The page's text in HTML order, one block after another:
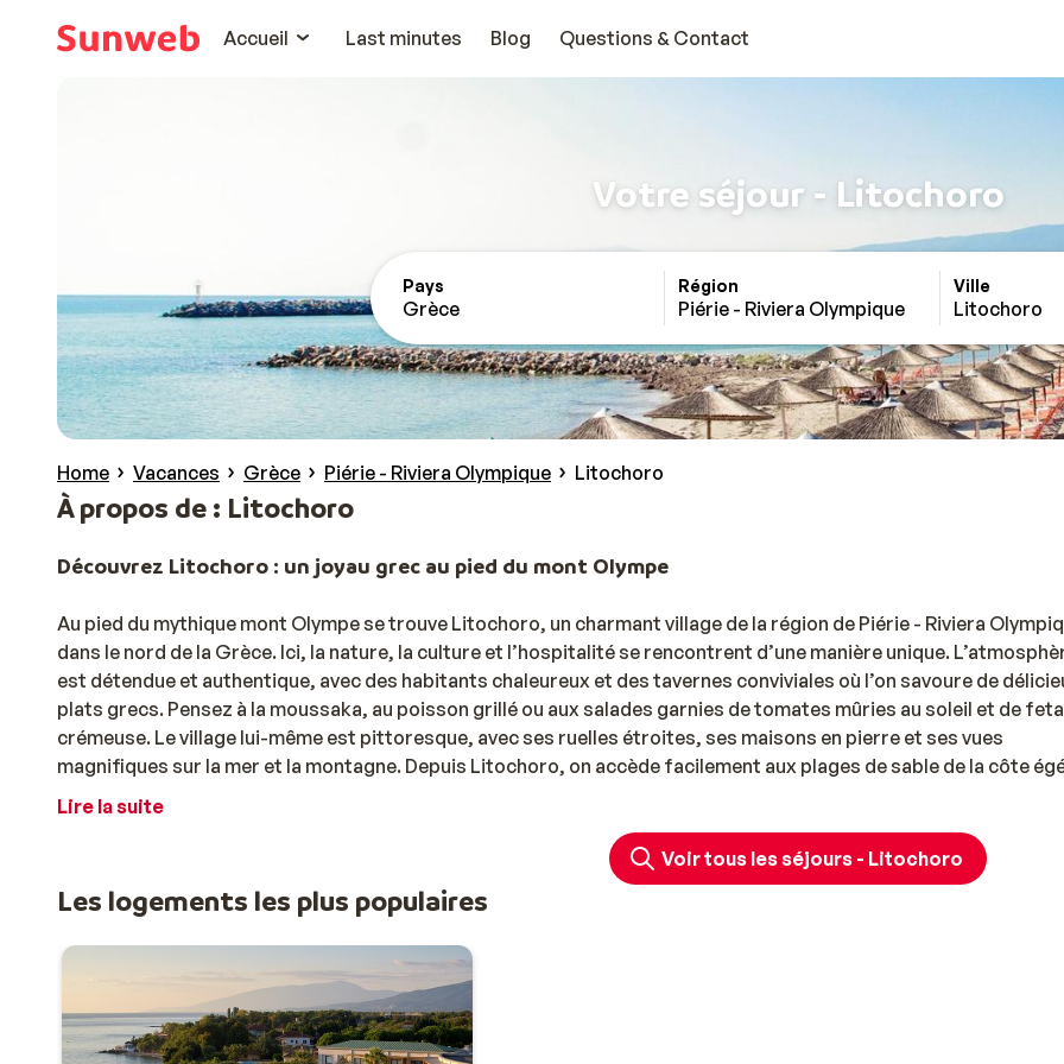
Accueil
Last minutes Blog Questions & Contact
Votre séjour - Litochoro
Pays
Grèce
Région
Piérie - Riviera Olympique
Ville
Litochoro
Home Vacances Grèce Piérie - Riviera Olympique Litochoro
À propos de : Litochoro
Découvrez Litochoro : un joyau grec au pied du mont Olympe
Au pied du mythique mont Olympe se trouve Litochoro, un charmant village de la région de Piérie - Riviera
dans le nord de la Grèce. Ici, la nature, la culture et l’hospitalité se rencontrent d’une manière unique.
est détendue et authentique, avec des habitants chaleureux et des tavernes conviviales où l’on savoure de
plats grecs. Pensez à la moussaka, au poisson grillé ou aux salades garnies de tomates mûries au soleil et de feta
crémeuse. Le village lui-même est pittoresque, avec ses ruelles étroites, ses maisons en pierre et ses vues
magnifiques sur la mer et la montagne. Depuis Litochoro, on accède facilement aux plages de sable de la côte
ou aux sentiers menant vers les sommets impressionnants de l’Olympe.
Litochoro est la destination idéale pour ceux qui aiment la diversité pendant leurs vacances. Mer et montagne se
trouvent ici à quelques minutes l’une de l’autre. Commencez la journée par une promenade dans les forêts de pins
de calme, de randonnée et de nature. Les passionnés de culture ne seront pas en reste : à proximité, on trouve de
charmants villages, des monastères historiques et le site archéologique de Dion. Envie d’un peu plus d’animation ?
ville vibrante de Thessalonique est facilement accessible pour une excursion d’une journée. Dans la région de
vous combinez sans effort détente balnéaire, nature grandiose et richesse culturelle.
Lire la suite
Voir tous les séjours - Litochoro
Les logements les plus populaires